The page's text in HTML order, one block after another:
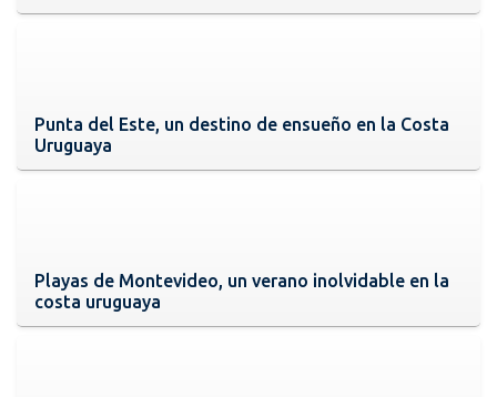
Punta del Este, un destino de ensueño en la Costa
Uruguaya
Playas de Montevideo, un verano inolvidable en la
costa uruguaya